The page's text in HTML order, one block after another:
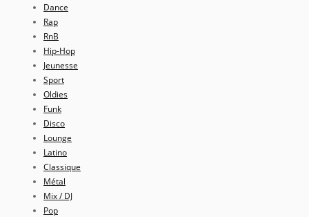
Dance
Rap
RnB
Hip-Hop
Jeunesse
Sport
Oldies
Funk
Disco
Lounge
Latino
Classique
Métal
Mix / DJ
Pop